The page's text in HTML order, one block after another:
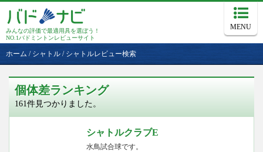
みんなの評価で最適用具を選ぼう！
NO.1バドミントンレビューサイト
MENU
ホーム / シャトル / シャトルレビュー検索
個体差ランキング
161件見つかりました。
シャトルクラブE
水鳥試合球です。